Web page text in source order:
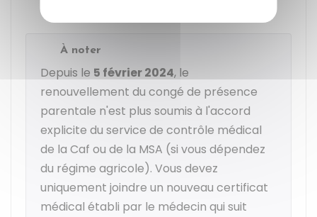
À noter
Depuis le 5 février 2024, le
renouvellement du congé de présence
parentale n'est plus soumis à l'accord
explicite du service de contrôle médical
de la Caf ou de la MSA (si vous dépendez
du régime agricole). Vous devez
uniquement joindre un nouveau certificat
médical établi par le médecin qui suit